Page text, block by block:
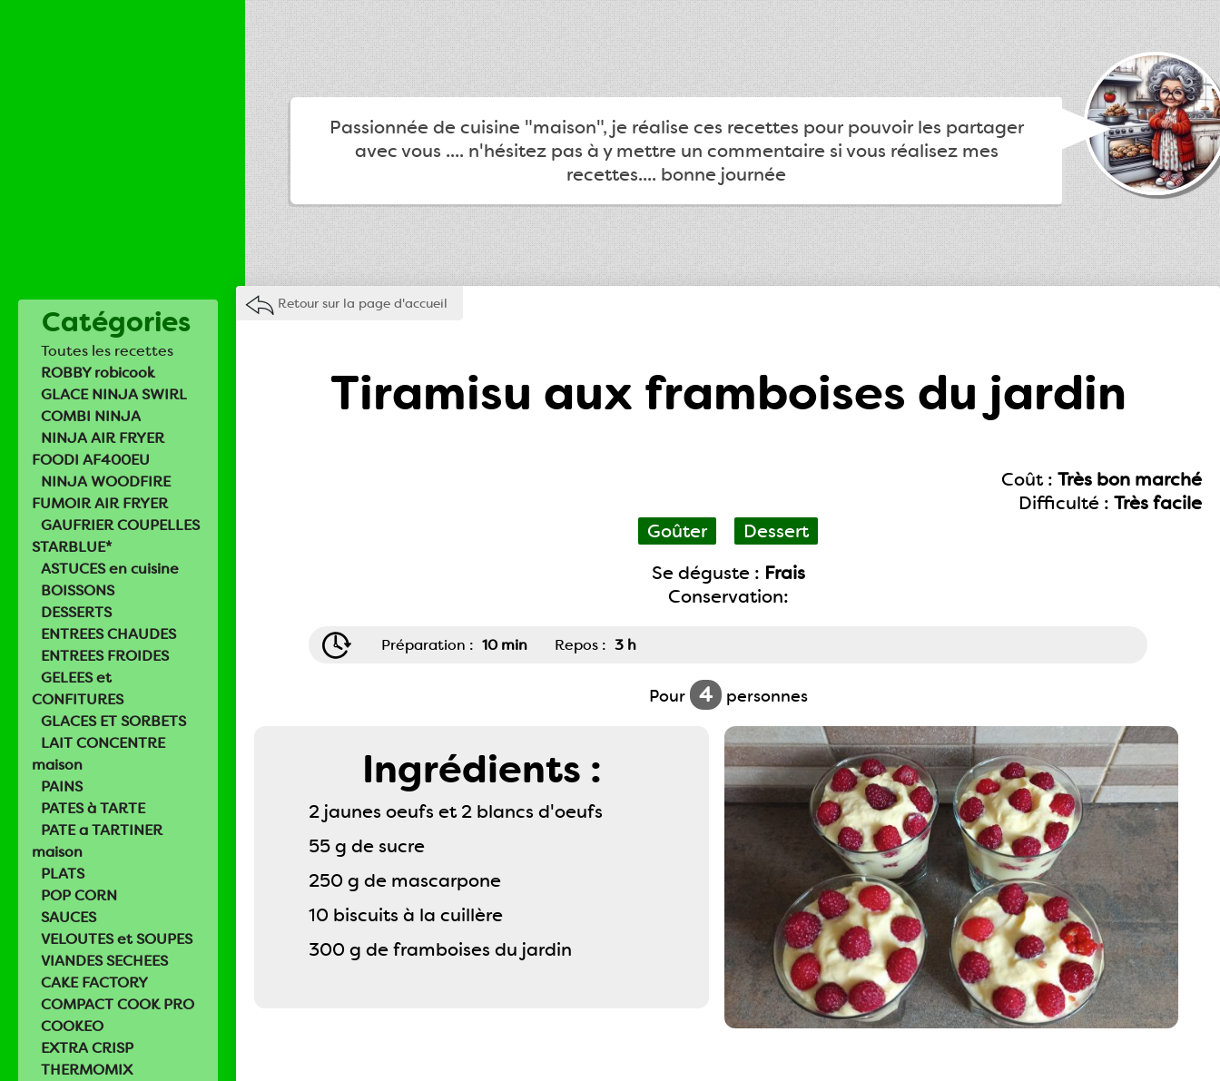
Passionnée de cuisine "maison", je réalise ces recettes pour pouvoir les partager
avec vous .... n'hésitez pas à y mettre un commentaire si vous réalisez mes
recettes.... bonne journée
Catégories
Toutes les recettes
ROBBY robicook
GLACE NINJA SWIRL
COMBI NINJA
NINJA AIR FRYER
FOODI AF400EU
NINJA WOODFIRE
FUMOIR AIR FRYER
GAUFRIER COUPELLES
STARBLUE*
ASTUCES en cuisine
BOISSONS
DESSERTS
ENTREES CHAUDES
ENTREES FROIDES
GELEES et
CONFITURES
GLACES ET SORBETS
LAIT CONCENTRE
maison
PAINS
PATES à TARTE
PATE a TARTINER
maison
PLATS
POP CORN
SAUCES
VELOUTES et SOUPES
VIANDES SECHEES
CAKE FACTORY
COMPACT COOK PRO
COOKEO
EXTRA CRISP
THERMOMIX
Retour sur la page d'accueil
Tiramisu aux framboises du jardin
Coût : Très bon marché
Difficulté : Très facile
Goûter
Dessert
Se déguste : Frais
Conservation:
Préparation : 10 min Repos : 3 h
Pour 4 personnes
Ingrédients :
2 jaunes oeufs et 2 blancs d'oeufs
55 g de sucre
250 g de mascarpone
10 biscuits à la cuillère
300 g de framboises du jardin